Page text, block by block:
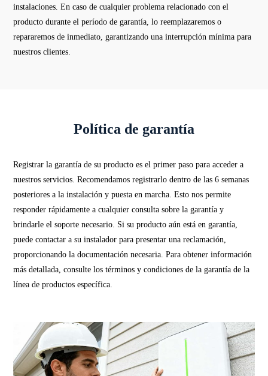
instalaciones. En caso de cualquier problema relacionado con el
producto durante el período de garantía, lo reemplazaremos o
repararemos de inmediato, garantizando una interrupción mínima para
nuestros clientes.
Política de garantía
Registrar la garantía de su producto es el primer paso para acceder a
nuestros servicios. Recomendamos registrarlo dentro de las 6 semanas
posteriores a la instalación y puesta en marcha. Esto nos permite
responder rápidamente a cualquier consulta sobre la garantía y
brindarle el soporte necesario. Si su producto aún está en garantía,
puede contactar a su instalador para presentar una reclamación,
proporcionando la documentación necesaria. Para obtener información
más detallada, consulte los términos y condiciones de la garantía de la
línea de productos específica.